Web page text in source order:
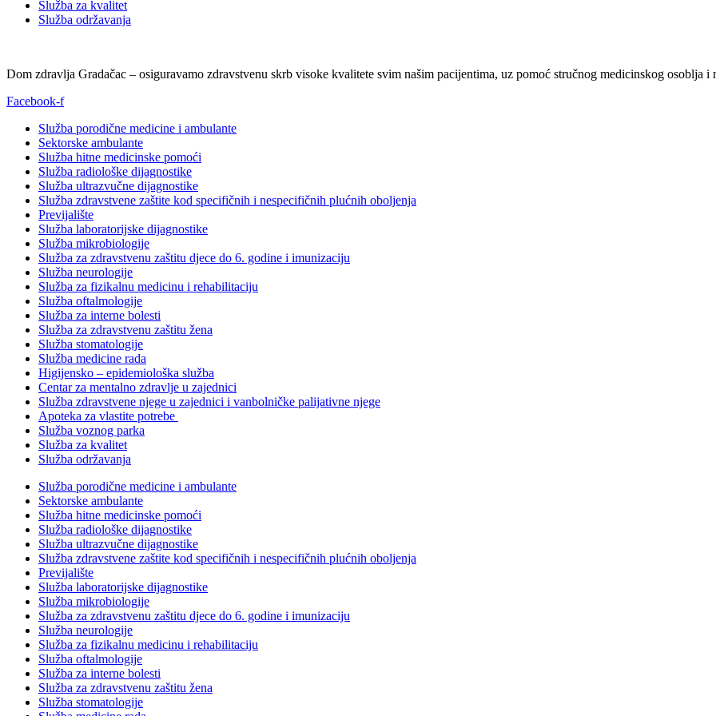
Služba za kvalitet
Služba održavanja
Dom zdravlja Gradačac – osiguravamo zdravstvenu skrb visoke kvalitete svim našim pacijentima, uz pomoć stručnog medicinskog osoblja i
Facebook-f
Služba porodične medicine i ambulante
Sektorske ambulante
Služba hitne medicinske pomoći
Služba radiološke dijagnostike
Služba ultrazvučne dijagnostike
Služba zdravstvene zaštite kod specifičnih i nespecifičnih plućnih oboljenja
Previjalište
Služba laboratorijske dijagnostike
Služba mikrobiologije
Služba za zdravstvenu zaštitu djece do 6. godine i imunizaciju
Služba neurologije
Služba za fizikalnu medicinu i rehabilitaciju
Služba oftalmologije
Služba za interne bolesti
Služba za zdravstvenu zaštitu žena
Služba stomatologije
Služba medicine rada
Higijensko – epidemiološka služba
Centar za mentalno zdravlje u zajednici
Služba zdravstvene njege u zajednici i vanbolničke palijativne njege
Apoteka za vlastite potrebe
Služba voznog parka
Služba za kvalitet
Služba održavanja
Služba porodične medicine i ambulante
Sektorske ambulante
Služba hitne medicinske pomoći
Služba radiološke dijagnostike
Služba ultrazvučne dijagnostike
Služba zdravstvene zaštite kod specifičnih i nespecifičnih plućnih oboljenja
Previjalište
Služba laboratorijske dijagnostike
Služba mikrobiologije
Služba za zdravstvenu zaštitu djece do 6. godine i imunizaciju
Služba neurologije
Služba za fizikalnu medicinu i rehabilitaciju
Služba oftalmologije
Služba za interne bolesti
Služba za zdravstvenu zaštitu žena
Služba stomatologije